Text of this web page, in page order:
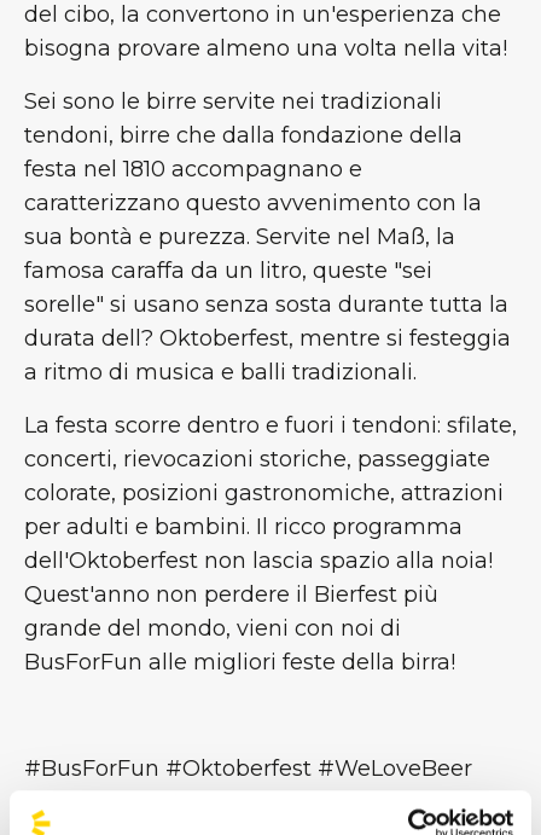
del cibo, la convertono in un'esperienza che
bisogna provare almeno una volta nella vita!
Sei sono le birre servite nei tradizionali
tendoni, birre che dalla fondazione della
festa nel 1810 accompagnano e
caratterizzano questo avvenimento con la
sua bontà e purezza. Servite nel Maß, la
famosa caraffa da un litro, queste "sei
sorelle" si usano senza sosta durante tutta la
durata dell? Oktoberfest, mentre si festeggia
a ritmo di musica e balli tradizionali.
La festa scorre dentro e fuori i tendoni: sfilate,
concerti, rievocazioni storiche, passeggiate
colorate, posizioni gastronomiche, attrazioni
per adulti e bambini. Il ricco programma
dell'Oktoberfest non lascia spazio alla noia!
Quest'anno non perdere il Bierfest più
grande del mondo, vieni con noi di
BusForFun alle migliori feste della birra!
#BusForFun #Oktoberfest #WeLoveBeer